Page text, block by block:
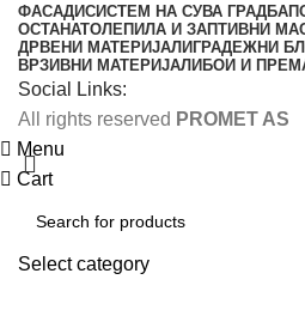
ФАСАДИСИСТЕМ НА СУВА ГРАДБА
ОСТАНАТОЛЕПИЛА И ЗАПТИВНИ
ДРВЕНИ МАТЕРИЈАЛИ ГРАДЕЖНИ
ВРЗИВНИ МАТЕРИЈАЛИ БОИ И
Social Links:
All rights reserved PROMET AS
Select category
Menu
Cart